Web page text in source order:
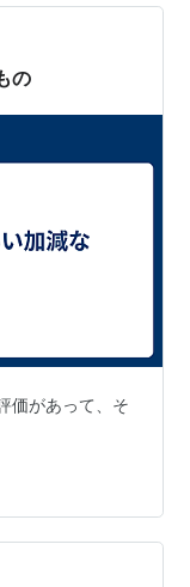
からかそのまま
ールは10.90ド
かしくな…
の
価があって、そ